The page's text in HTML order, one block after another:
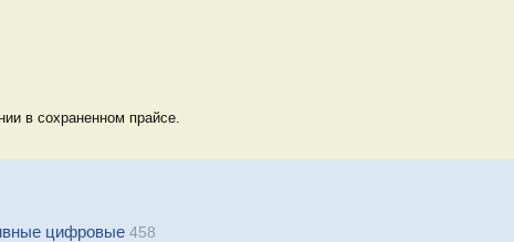
в сохраненном прайсе.
цифровые458